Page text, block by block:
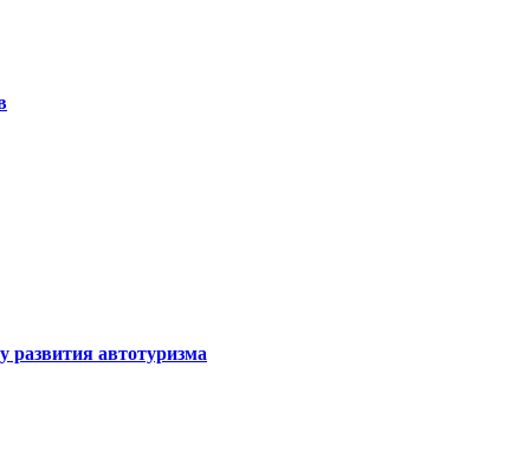
автотуризма